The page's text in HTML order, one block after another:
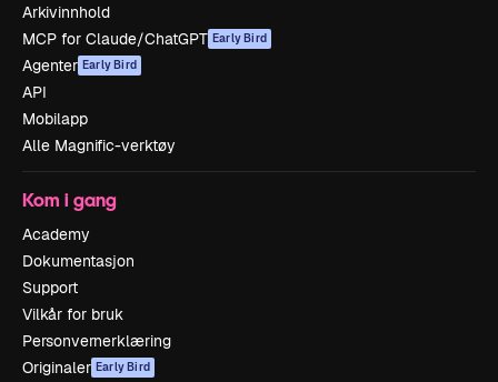
Arkivinnhold
MCP for Claude/ChatGPT Early Bird
Agenter Early Bird
API
Mobilapp
Alle Magnific-verktøy
Kom i gang
Academy
Dokumentasjon
Support
Vilkår for bruk
Personvernerklæring
Originaler Early Bird